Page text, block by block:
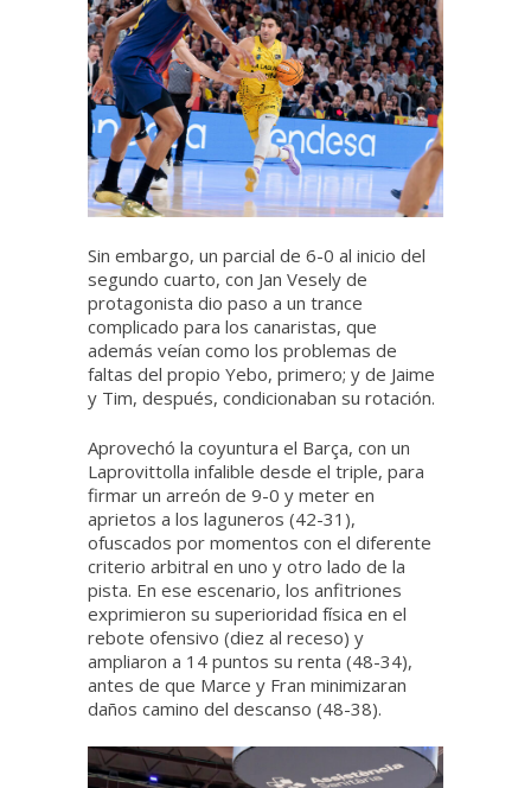
Sin embargo, un parcial de 6-0 al inicio del
segundo cuarto, con Jan Vesely de
protagonista dio paso a un trance
complicado para los canaristas, que
además veían como los problemas de
faltas del propio Yebo, primero; y de Jaime
y Tim, después, condicionaban su rotación.
Aprovechó la coyuntura el Barça, con un
Laprovittolla infalible desde el triple, para
firmar un arreón de 9-0 y meter en
aprietos a los laguneros (42-31),
ofuscados por momentos con el diferente
criterio arbitral en uno y otro lado de la
pista. En ese escenario, los anfitriones
exprimieron su superioridad física en el
rebote ofensivo (diez al receso) y
ampliaron a 14 puntos su renta (48-34),
antes de que Marce y Fran minimizaran
daños camino del descanso (48-38).